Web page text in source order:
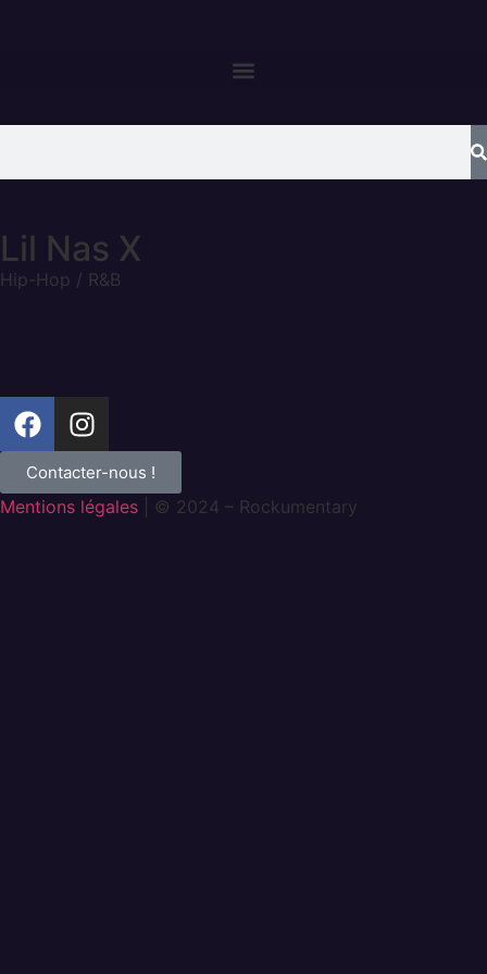
Lil Nas X
Hip-Hop / R&B
Contacter-nous !
Mentions légales | © 2024 – Rockumentary